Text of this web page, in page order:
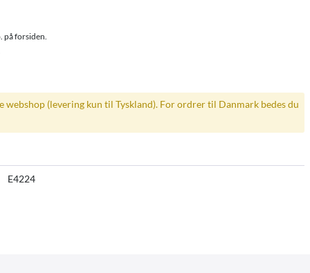
på forsiden.
webshop (levering kun til Tyskland). For ordrer til Danmark bedes du
E4224